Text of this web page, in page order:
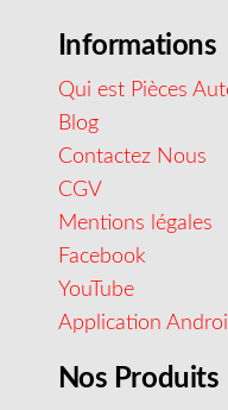
Informations
Qui est Pièces
Blog
Contactez Nous
CGV
Mentions légales
Facebook
YouTube
Application
Nos Produits